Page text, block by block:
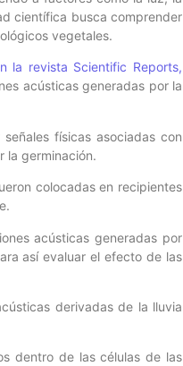
científica busca comprender
vegetales.
la revista Scientific Reports,
acústicas generadas por la
físicas asociadas con
la germinación.
colocadas en recipientes
acústicas generadas por
así evaluar el efecto de las
derivadas de la lluvia
dentro de las células de las